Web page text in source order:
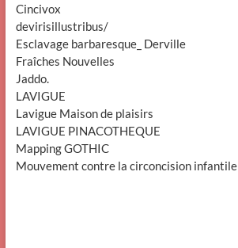
Cincivox
devirisillustribus/
Esclavage barbaresque_ Derville
Fraîches Nouvelles
Jaddo.
LAVIGUE
Lavigue Maison de plaisirs
LAVIGUE PINACOTHEQUE
Mapping GOTHIC
Mouvement contre la circoncision infantile